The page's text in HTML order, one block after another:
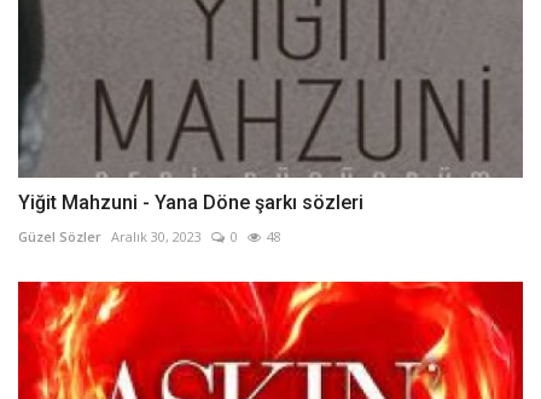
Yiğit Mahzuni - Yana Döne şarkı sözleri
Güzel Sözler Aralık 30, 2023 0 48